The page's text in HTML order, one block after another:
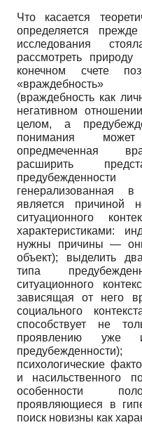
Что касается
определяется
исследования
рассмотреть
конечном счете
«враждебность»
(враждебность как
негативном
целом, а
понимания
опредмеченная
расширить
генерализованная
является причиной
ситуационного
характеристиками:
нужны причины —
объект); выделить
типа
ситуационного
зависящая от него
социального
способствует не
проявлению уже
психологические
и насильственного
особенности
проявляющиеся в
поиск новизны как